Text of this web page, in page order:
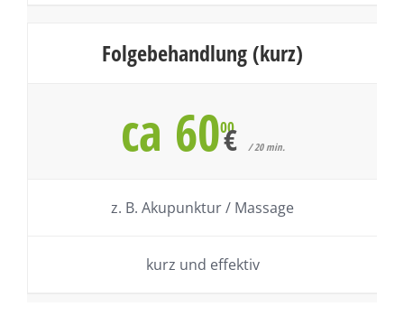
Folgebehandlung (kurz)
ca 6000
€ / 20 min.
z. B. Akupunktur / Massage
kurz und effektiv